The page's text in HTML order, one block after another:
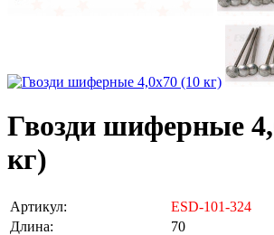
Гвозди шиферные
кг)
Артикул:
ESD-101-324
Длина:
70